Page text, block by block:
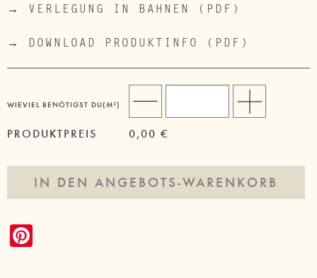
→ VERLEGUNG IN BAHNEN (PDF)
→ DOWNLOAD PRODUKTINFO (PDF)
WIEVIEL BENÖTIGST DU(M²)
PRODUKTPREIS 0,00 €
IN DEN ANGEBOTS-WARENKORB